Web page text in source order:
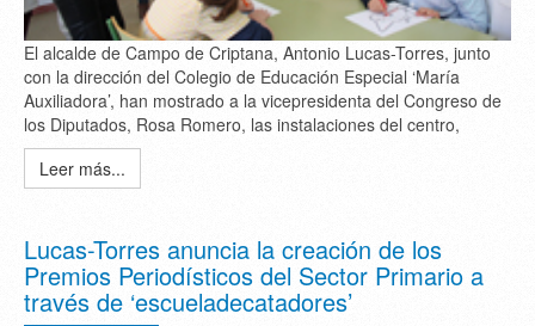
El alcalde de Campo de Criptana, Antonio Lucas-Torres, junto
con la dirección del Colegio de Educación Especial ‘María
Auxiliadora’, han mostrado a la vicepresidenta del Congreso de
los Diputados, Rosa Romero, las instalaciones del centro,
Leer más...
Lucas-Torres anuncia la creación de los
Premios Periodísticos del Sector Primario a
través de ‘escueladecatadores’